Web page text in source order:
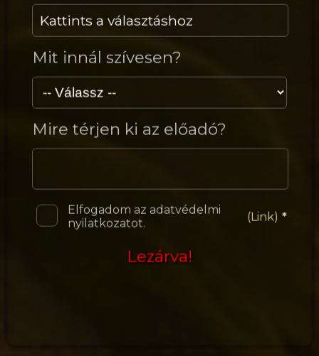
Kattints a választáshoz
Mit innál szívesen?
Mire térjen ki az előadó?
Elfogadom az adatvédelmi
nyilatkozatot.
(Link)
Lezárva!